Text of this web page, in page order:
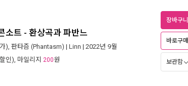
소트 - 환상곡과 파반느
), 판타즘 (Phantasm) | Linn | 2022년 9월
할인), 마일리지 200원
장바구니
바로구매
보관함